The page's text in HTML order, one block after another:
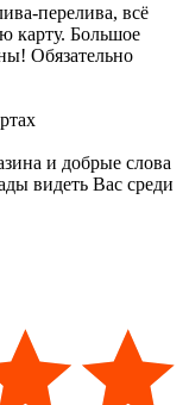
перелива, всё
карту. Большое
Обязательно
и добрые слова
видеть Вас среди